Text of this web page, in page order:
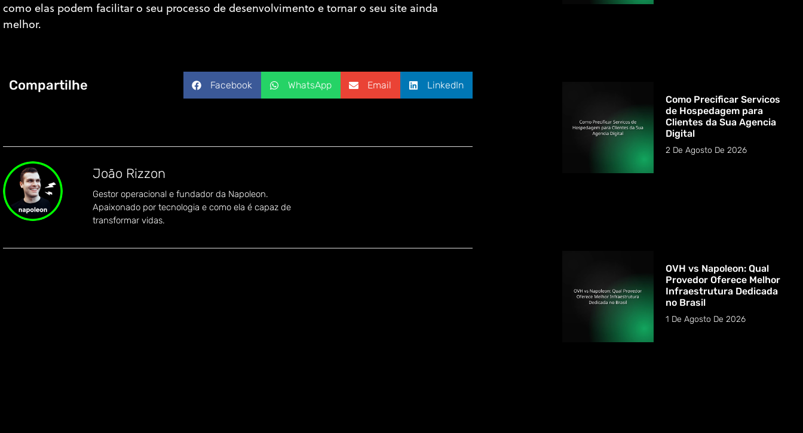
como elas podem facilitar o seu processo de desenvolvimento e tornar o seu site ainda
melhor.
Compartilhe Facebook WhatsApp Email LinkedIn
João Rizzon
Gestor operacional e fundador da Napoleon.
Apaixonado por tecnologia e como ela é capaz de
transformar vidas.
Como Precificar Servicos
de Hospedagem para
Clientes da Sua Agencia
Digital
2 De Agosto De 2026
OVH vs Napoleon: Qual
Provedor Oferece Melhor
Infraestrutura Dedicada
no Brasil
1 De Agosto De 2026